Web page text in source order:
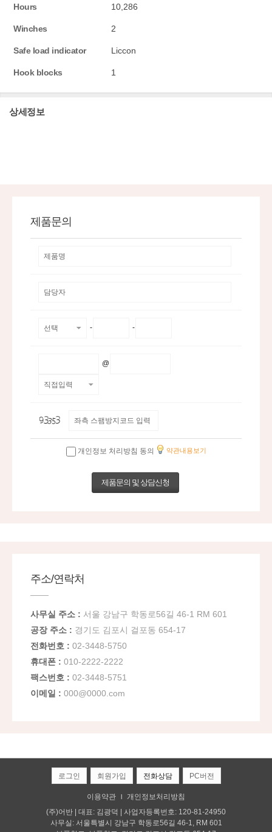
Hours 10,286
Winches 2
Safe load indicator Liccon
Hook blocks 1
상세정보
제품문의
- -
@
개인정보 처리방침 동의 약관내용보기
주소/연락처
사무실 주소 : 서울 강남구 학동로56길 46-1 RM 601
공장 주소 : 경기도 김포시 걸포동 654-17
전화번호 : 02-3448-5750
휴대폰 : 010-2222-2222
팩스번호 : 02-3448-5751
이메일 : 000@0000.com
로그인 회원가입 전화상담 PC버전
이용약관 l
개인정보처리방침
(주)어반 | 대표: 김광덕 | 사업자등록번호: 120-81-24950
사무실: 서울특별시 강남구 학동로56길 46-1, RM 601